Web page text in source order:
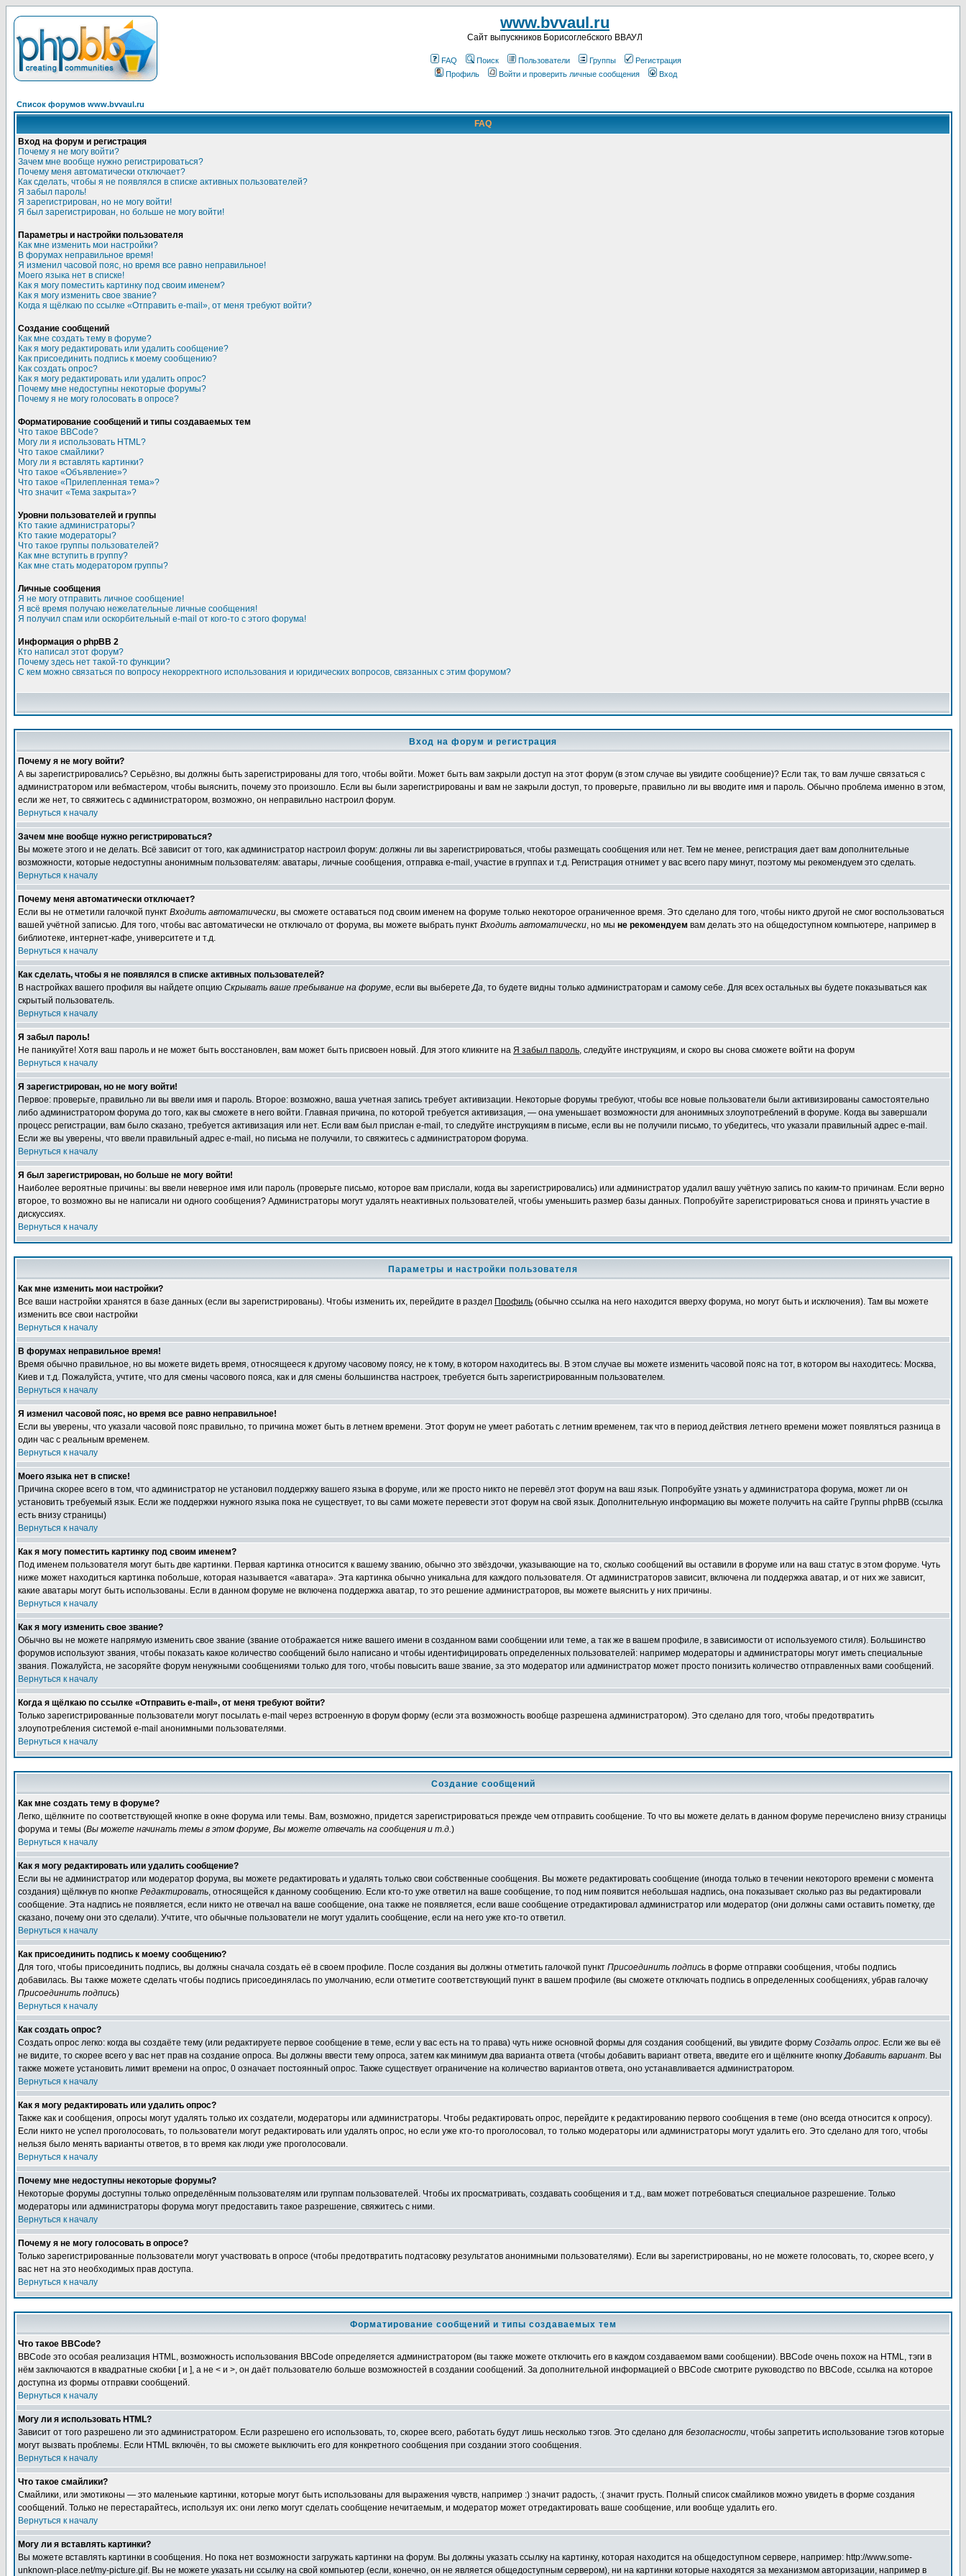
www.bvvaul.ru
Cайт выпускников Борисоглебского ВВАУЛ
FAQ Поиск Пользователи Группы
Регистрация
Профиль
Войти и проверить личные сообщения Вход
Список форумов www.bvvaul.ru
FAQ
Вход на форум и регистрация
Почему я не могу войти?
Зачем мне вообще нужно регистрироваться?
Почему меня автоматически отключает?
Как сделать, чтобы я не появлялся в списке активных пользователей?
Я забыл пароль!
Я зарегистрирован, но не могу войти!
Я был зарегистрирован, но больше не могу войти!
Параметры и настройки пользователя
Как мне изменить мои настройки?
В форумах неправильное время!
Я изменил часовой пояс, но время все равно неправильное!
Моего языка нет в списке!
Как я могу поместить картинку под своим именем?
Как я могу изменить свое звание?
Когда я щёлкаю по ссылке «Отправить e-mail», от меня требуют войти?
Создание сообщений
Как мне создать тему в форуме?
Как я могу редактировать или удалить сообщение?
Как присоединить подпись к моему сообщению?
Как создать опрос?
Как я могу редактировать или удалить опрос?
Почему мне недоступны некоторые форумы?
Почему я не могу голосовать в опросе?
Форматирование сообщений и типы создаваемых тем
Что такое BBCode?
Могу ли я использовать HTML?
Что такое смайлики?
Могу ли я вставлять картинки?
Что такое «Объявление»?
Что такое «Прилепленная тема»?
Что значит «Тема закрыта»?
Уровни пользователей и группы
Кто такие администраторы?
Кто такие модераторы?
Что такое группы пользователей?
Как мне вступить в группу?
Как мне стать модератором группы?
Личные сообщения
Я не могу отправить личное сообщение!
Я всё время получаю нежелательные личные сообщения!
Я получил спам или оскорбительный e-mail от кого-то с этого форума!
Информация о phpBB 2
Кто написал этот форум?
Почему здесь нет такой-то функции?
С кем можно связаться по вопросу некорректного использования и юридических вопросов, связанных с этим форумом?
Вход на форум и регистрация
Почему я не могу войти?
А вы зарегистрировались? Серьёзно, вы должны быть зарегистрированы для того, чтобы войти. Может быть вам закрыли доступ на этот форум (в этом случае вы увидите сообщение)? Если так, то вам лучше связаться с
администратором или вебмастером, чтобы выяснить, почему это произошло. Если вы были зарегистрированы и вам не закрыли доступ, то проверьте, правильно ли вы вводите имя и пароль. Обычно проблема именно в этом,
если же нет, то свяжитесь с администратором, возможно, он неправильно настроил форум.
Вернуться к началу
Зачем мне вообще нужно регистрироваться?
Вы можете этого и не делать. Всё зависит от того, как администратор настроил форум: должны ли вы зарегистрироваться, чтобы размещать сообщения или нет. Тем не менее, регистрация дает вам дополнительные
возможности, которые недоступны анонимным пользователям: аватары, личные сообщения, отправка e-mail, участие в группах и т.д. Регистрация отнимет у вас всего пару минут, поэтому мы рекомендуем это сделать.
Вернуться к началу
Почему меня автоматически отключает?
Если вы не отметили галочкой пункт Входить автоматически, вы сможете оставаться под своим именем на форуме только некоторое ограниченное время. Это сделано для того, чтобы никто другой не смог воспользоваться
вашей учётной записью. Для того, чтобы вас автоматически не отключало от форума, вы можете выбрать пункт Входить автоматически, но мы не рекомендуем вам делать это на общедоступном компьютере, например в
библиотеке, интернет-кафе, университете и т.д.
Вернуться к началу
Как сделать, чтобы я не появлялся в списке активных пользователей?
В настройках вашего профиля вы найдете опцию Скрывать ваше пребывание на форуме, если вы выберетеДа, то будете видны только администраторам и самому себе. Для всех остальных вы будете показываться как
скрытый пользователь.
Вернуться к началу
Я забыл пароль!
Не паникуйте! Хотя ваш пароль и не может быть восстановлен, вам может быть присвоен новый. Для этого кликните на Я забыл пароль, следуйте инструкциям, и скоро вы снова сможете войти на форум
Вернуться к началу
Я зарегистрирован, но не могу войти!
Первое: проверьте, правильно ли вы ввели имя и пароль. Второе: возможно, ваша учетная запись требует активизации. Некоторые форумы требуют, чтобы все новые пользователи были активизированы самостоятельно
либо администратором форума до того, как вы сможете в него войти. Главная причина, по которой требуется активизация, — она уменьшает возможности для анонимных злоупотреблений в форуме. Когда вы завершали
процесс регистрации, вам было сказано, требуется активизация или нет. Если вам был прислан e-mail, то следуйте инструкциям в письме, если вы не получили письмо, то убедитесь, что указали правильный адрес e-mail.
Если же вы уверены, что ввели правильный адрес e-mail, но письма не получили, то свяжитесь с администратором форума.
Вернуться к началу
Я был зарегистрирован, но больше не могу войти!
Наиболее вероятные причины: вы ввели неверное имя или пароль (проверьте письмо, которое вам прислали, когда вы зарегистрировались) или администратор удалил вашу учётную запись по каким-то причинам. Если верно
второе, то возможно вы не написали ни одного сообщения? Администраторы могут удалять неактивных пользователей, чтобы уменьшить размер базы данных. Попробуйте зарегистрироваться снова и принять участие в
дискуссиях.
Вернуться к началу
Параметры и настройки пользователя
Как мне изменить мои настройки?
Все ваши настройки хранятся в базе данных (если вы зарегистрированы). Чтобы изменить их, перейдите в раздел Профиль (обычно ссылка на него находится вверху форума, но могут быть и исключения). Там вы можете
изменить все свои настройки
Вернуться к началу
В форумах неправильное время!
Время обычно правильное, но вы можете видеть время, относящееся к другому часовому поясу, не к тому, в котором находитесь вы. В этом случае вы можете изменить часовой пояс на тот, в котором вы находитесь: Москва,
Киев и т.д. Пожалуйста, учтите, что для смены часового пояса, как и для смены большинства настроек, требуется быть зарегистрированным пользователем.
Вернуться к началу
Я изменил часовой пояс, но время все равно неправильное!
Если вы уверены, что указали часовой пояс правильно, то причина может быть в летнем времени. Этот форум не умеет работать с летним временем, так что в период действия летнего времени может появляться разница в
один час с реальным временем.
Вернуться к началу
Моего языка нет в списке!
Причина скорее всего в том, что администратор не установил поддержку вашего языка в форуме, или же просто никто не перевёл этот форум на ваш язык. Попробуйте узнать у администратора форума, может ли он
установить требуемый язык. Если же поддержки нужного языка пока не существует, то вы сами можете перевести этот форум на свой язык. Дополнительную информацию вы можете получить на сайте Группы phpBB (ссылка
есть внизу страницы)
Вернуться к началу
Как я могу поместить картинку под своим именем?
Под именем пользователя могут быть две картинки. Первая картинка относится к вашему званию, обычно это звёздочки, указывающие на то, сколько сообщений вы оставили в форуме или на ваш статус в этом форуме. Чуть
ниже может находиться картинка побольше, которая называется «аватара». Эта картинка обычно уникальна для каждого пользователя. От администраторов зависит, включена ли поддержка аватар, и от них же зависит,
какие аватары могут быть использованы. Если в данном форуме не включена поддержка аватар, то это решение администраторов, вы можете выяснить у них причины.
Вернуться к началу
Как я могу изменить свое звание?
Обычно вы не можете напрямую изменить свое звание (звание отображается ниже вашего имени в созданном вами сообщении или теме, а так же в вашем профиле, в зависимости от используемого стиля). Большинство
форумов используют звания, чтобы показать какое количество сообщений было написано и чтобы идентифицировать определенных пользователей: например модераторы и администраторы могут иметь специальные
звания. Пожалуйста, не засоряйте форум ненужными сообщениями только для того, чтобы повысить ваше звание, за это модератор или администратор может просто понизить количество отправленных вами сообщений.
Вернуться к началу
Когда я щёлкаю по ссылке «Отправить e-mail», от меня требуют войти?
Только зарегистрированные пользователи могут посылать e-mail через встроенную в форум форму (если эта возможность вообще разрешена администратором). Это сделано для того, чтобы предотвратить
злоупотребления системой e-mail анонимными пользователями.
Вернуться к началу
Создание сообщений
Как мне создать тему в форуме?
Легко, щёлкните по соответствующей кнопке в окне форума или темы. Вам, возможно, придется зарегистрироваться прежде чем отправить сообщение. То что вы можете делать в данном форуме перечислено внизу страницы
форума и темы (Вы можете начинать темы в этом форуме, Вы можете отвечать на сообщения и т.д.)
Вернуться к началу
Как я могу редактировать или удалить сообщение?
Если вы не администратор или модератор форума, вы можете редактировать и удалять только свои собственные сообщения. Вы можете редактировать сообщение (иногда только в течении некоторого времени с момента
создания) щёлкнув по кнопке Редактировать, относящейся к данному сообщению. Если кто-то уже ответил на ваше сообщение, то под ним появится небольшая надпись, она показывает сколько раз вы редактировали
сообщение. Эта надпись не появляется, если никто не отвечал на ваше сообщение, она также не появляется, если ваше сообщение отредактировал администратор или модератор (они должны сами оставить пометку, где
сказано, почему они это сделали). Учтите, что обычные пользователи не могут удалить сообщение, если на него уже кто-то ответил.
Вернуться к началу
Как присоединить подпись к моему сообщению?
Для того, чтобы присоединить подпись, вы должны сначала создать её в своем профиле. После создания вы должны отметить галочкой пункт Присоединить подпись в форме отправки сообщения, чтобы подпись
добавилась. Вы также можете сделать чтобы подпись присоединялась по умолчанию, если отметите соответствующий пункт в вашем профиле (вы сможете отключать подпись в определенных сообщениях, убрав галочку
Присоединить подпись)
Вернуться к началу
Как создать опрос?
Создать опрос легко: когда вы создаёте тему (или редактируете первое сообщение в теме, если у вас есть на то права) чуть ниже основной формы для создания сообщений, вы увидите форму Создать опрос. Если же вы её
не видите, то скорее всего у вас нет прав на создание опроса. Вы должны ввести тему опроса, затем как минимум два варианта ответа (чтобы добавить вариант ответа, введите его и щёлкните кнопкуДобавить вариант. Вы
также можете установить лимит времени на опрос, 0 означает постоянный опрос. Также существует ограничение на количество вариантов ответа, оно устанавливается администратором.
Вернуться к началу
Как я могу редактировать или удалить опрос?
Также как и сообщения, опросы могут удалять только их создатели, модераторы или администраторы. Чтобы редактировать опрос, перейдите к редактированию первого сообщения в теме (оно всегда относится к опросу).
Если никто не успел проголосовать, то пользователи могут редактировать или удалять опрос, но если уже кто-то проголосовал, то только модераторы или администраторы могут удалить его. Это сделано для того, чтобы
нельзя было менять варианты ответов, в то время как люди уже проголосовали.
Вернуться к началу
Почему мне недоступны некоторые форумы?
Некоторые форумы доступны только определённым пользователям или группам пользователей. Чтобы их просматривать, создавать сообщения и т.д., вам может потребоваться специальное разрешение. Только
модераторы или администраторы форума могут предоставить такое разрешение, свяжитесь с ними.
Вернуться к началу
Почему я не могу голосовать в опросе?
Только зарегистрированные пользователи могут участвовать в опросе (чтобы предотвратить подтасовку результатов анонимными пользователями). Если вы зарегистрированы, но не можете голосовать, то, скорее всего, у
вас нет на это необходимых прав доступа.
Вернуться к началу
Форматирование сообщений и типы создаваемых тем
Что такое BBCode?
BBCode это особая реализация HTML, возможность использования BBCode определяется администратором (вы также можете отключить его в каждом создаваемом вами сообщении). BBCode очень похож на HTML, тэги в
нём заключаются в квадратные скобки [ и ], а не < и >, он даёт пользователю больше возможностей в создании сообщений. За дополнительной информацией о BBCode смотрите руководство по BBCode, ссылка на которое
доступна из формы отправки сообщений.
Вернуться к началу
Могу ли я использовать HTML?
Зависит от того разрешено ли это администратором. Если разрешено его использовать, то, скорее всего, работать будут лишь несколько тэгов. Это сделано для безопасности, чтобы запретить использование тэгов которые
могут вызвать проблемы. Если HTML включён, то вы сможете выключить его для конкретного сообщения при создании этого сообщения.
Вернуться к началу
Что такое смайлики?
Смайлики, или эмотиконы — это маленькие картинки, которые могут быть использованы для выражения чувств, например :) значит радость, :( значит грусть. Полный список смайликов можно увидеть в форме создания
сообщений. Только не перестарайтесь, используя их: они легко могут сделать сообщение нечитаемым, и модератор может отредактировать ваше сообщение, или вообще удалить его.
Вернуться к началу
Могу ли я вставлять картинки?
Вы можете вставлять картинки в сообщения. Но пока нет возможности загружать картинки на форум. Вы должны указать ссылку на картинку, которая находится на общедоступном сервере, например: http://www.some-
unknown-place.net/my-picture.gif. Вы не можете указать ни ссылку на свой компьютер (если, конечно, он не является общедоступным сервером), ни на картинки которые находятся за механизмом авторизации, например в